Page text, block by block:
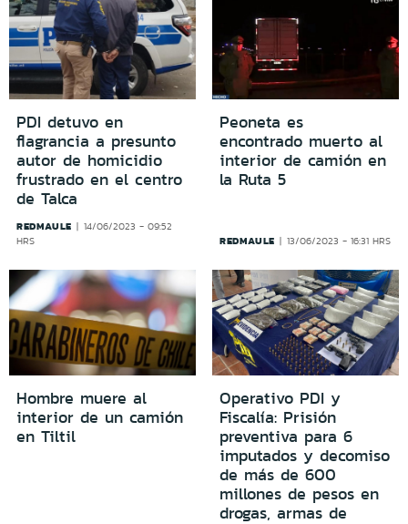
PDI detuvo en
flagrancia a presunto
autor de homicidio
frustrado en el centro
de Talca
REDMAULE
14/06/2023 - 09:52
HRS
Peoneta es
encontrado muerto al
interior de camión en
la Ruta 5
REDMAULE 13/06/2023 - 16:31 HRS
Hombre muere al
interior de un camión
en Tiltil
Operativo PDI y
Fiscalía: Prisión
preventiva para 6
imputados y decomiso
de más de 600
millones de pesos en
drogas, armas de